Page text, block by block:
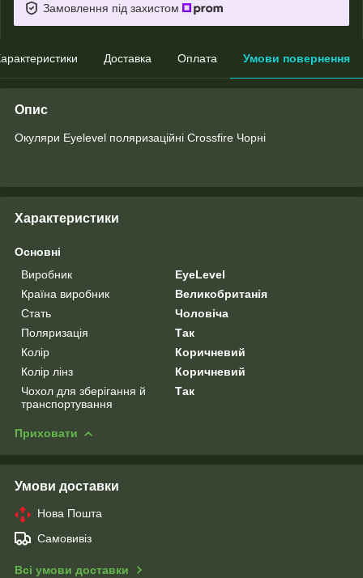
Замовлення під захистом
Доставка Оплата Умови повернення
Опис
Окуляри Eyelevel поляризаційні Crossfire Чорні
Характеристики
Основні
Виробник
EyeLevel
Країна виробник
Великобританія
Стать
Чоловіча
Поляризація
Так
Колір
Коричневий
Колір лінз
Коричневий
Чохол для зберігання й
транспортування
Так
Приховати
Умови доставки
Нова Пошта
Самовивіз
Всі умови доставки